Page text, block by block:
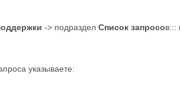
-> подраздел Список запросов:::
указываете: